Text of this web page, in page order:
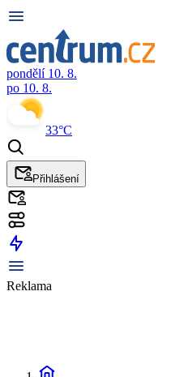
pondělí 10. 8.
po 10. 8.
33°C
Přihlášení
Reklama